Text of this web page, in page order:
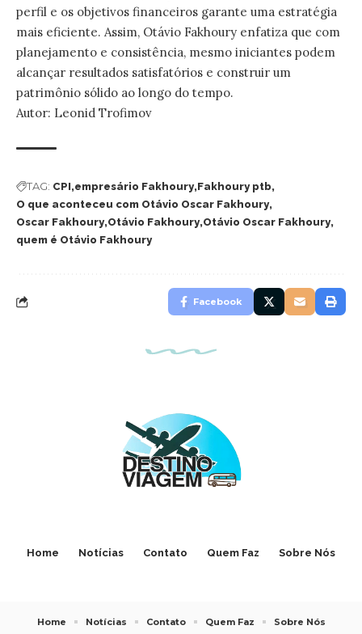
perfil e os objetivos financeiros garante uma estratégia
mais eficiente. Assim, Otávio Fakhoury enfatiza que com
planejamento e consistência, mesmo iniciantes podem
alcançar resultados satisfatórios e construir um
patrimônio sólido ao longo do tempo.
Autor: Leonid Trofimov
TAG: CPI empresário Fakhoury Fakhoury ptb
O que aconteceu com Otávio Oscar Fakhoury
Oscar Fakhoury Otávio Fakhoury Otávio Oscar Fakhoury
quem é Otávio Fakhoury
Facebook
Home Notícias Contato Quem Faz Sobre Nós
Home Notícias Contato Quem Faz Sobre Nós